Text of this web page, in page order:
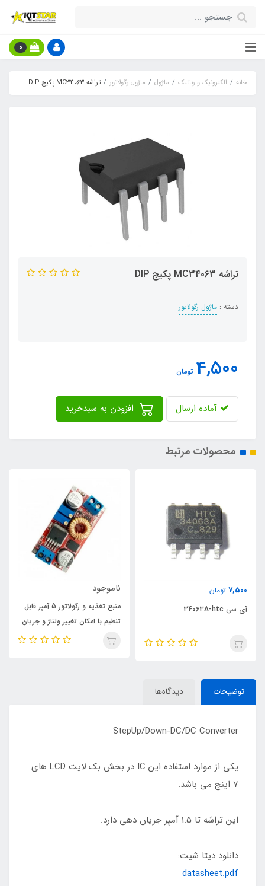
0
خانه الکترونیک و رباتیک ماژول ماژول رگولاتور تراشه MC34063 پکیج DIP
تراشه MC34063 پکیج DIP
دسته : ماژول رگولاتور
4,500 تومان
آماده ارسال
محصولات مرتبط
منبع تغذیه و رگولاتور 5 آمپر قابل
تنظیم با امکان تغییر ولتاژ و جریان
خروجی
DC دارای پل دیود و صافی خازنی
توضیحات دیدگاه‌ها
StepUp/Down-DC/DC Converter
یکی از موارد استفاده این IC در بخش بک لایت LCD های
7 اینج می باشد.
این تراشه تا 1.5 آمپر جریان دهی دارد.
دانلود دیتا شیت:
datasheet.pdf